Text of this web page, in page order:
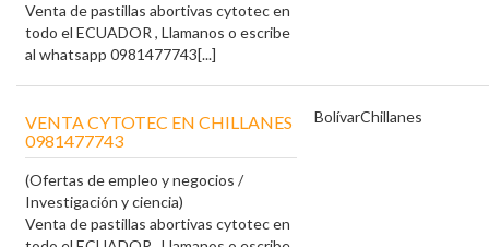
Venta de pastillas abortivas cytotec en
todo el ECUADOR , Llamanos o escribe
al whatsapp 0981477743[...]
VENTA CYTOTEC EN CHILLANES
0981477743
(Ofertas de empleo y negocios /
Investigación y ciencia)
Venta de pastillas abortivas cytotec en
BolívarChillanes